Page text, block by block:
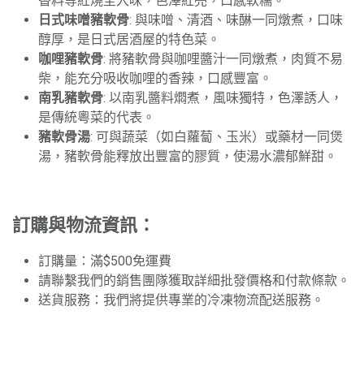
日式味噌豬軟骨: 與味噌、清酒、味醂一同燉煮，口味
醇厚，是日式居酒屋的特色菜。
咖哩豬軟骨: 將豬軟骨與咖哩醬汁一同燉煮，肉質不易
柴，能充分吸收咖哩的香辣，口感豐富。
南乳豬軟骨: 以南乳醬料燜煮，風味獨特，色澤誘人，
是傳統粵菜的代表。
豬軟骨湯: 可與蔬菜（如白蘿蔔、玉米）或藥材一同煲
湯，豬軟骨能釋放出豐富的膠質，使湯水濃郁鮮甜。
訂購與物流資訊：
訂購量：滿$500免運費
請聯繫我們的銷售團隊獲取詳細批發價格和付款條款。
送貨服務：我們將提供專業的冷凍物流配送服務。